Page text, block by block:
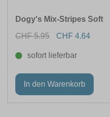
Dogy's Mix-Stripes Soft
CHF 5.95
CHF 4.64
sofort lieferbar